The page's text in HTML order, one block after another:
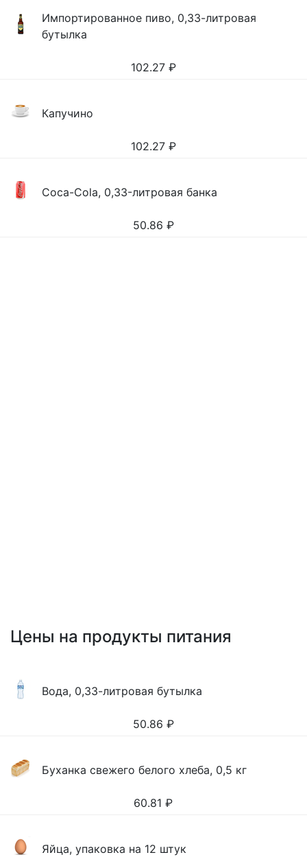
Импортированное пиво, 0,33-литровая
бутылка
102.27 ₽
Капучино
102.27 ₽
Coca-Cola, 0,33-литровая банка
50.86 ₽
Цены на продукты питания
Вода, 0,33-литровая бутылка
50.86 ₽
Буханка свежего белого хлеба, 0,5 кг
60.81 ₽
Яйца, упаковка на 12 штук